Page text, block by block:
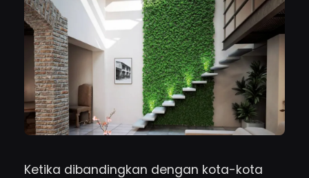
Ketika dibandingkan dengan kota-kota